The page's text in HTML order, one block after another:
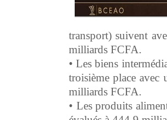
transport) suivent
milliards FCFA.
• Les biens
troisième place avec
milliards FCFA.
• Les produits